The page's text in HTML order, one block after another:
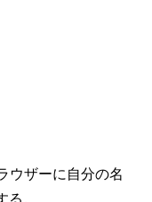
ウザーに自分の名